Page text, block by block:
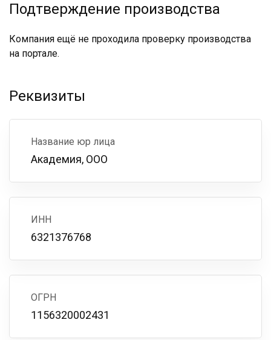
Подтверждение производства
Компания ещё не проходила проверку производства
на портале.
Реквизиты
Название юр лица
Академия, ООО
ИНН
6321376768
ОГРН
1156320002431